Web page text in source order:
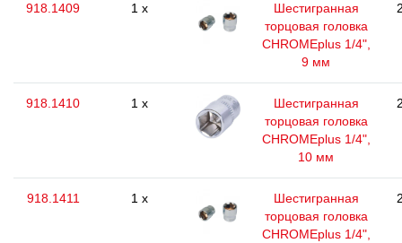
918.1409 1 x
Шестигранная
торцовая головка
CHROMEplus 1/4",
9 мм
918.1410 1 x
Шестигранная
торцовая головка
CHROMEplus 1/4",
10 мм
918.1411 1 x
Шестигранная
торцовая головка
CHROMEplus 1/4",